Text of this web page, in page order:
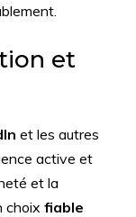
et
et les autres
active et
et la
choix fiable